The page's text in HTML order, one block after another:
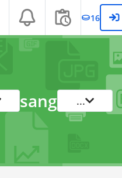
16
sang ...